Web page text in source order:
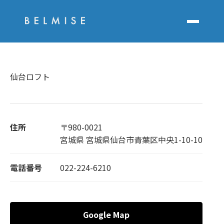
仙台ロフト
住所
〒980-0021
宮城県 宮城県仙台市青葉区中央1-10-10
電話番号 022-224-6210
Google Map